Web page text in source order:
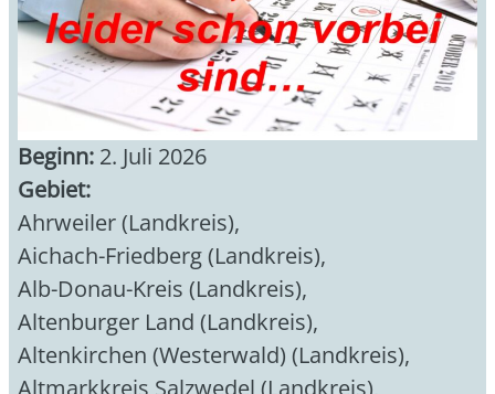
Beginn: 2. Juli 2026
Gebiet:
Ahrweiler (Landkreis),
Aichach-Friedberg (Landkreis),
Alb-Donau-Kreis (Landkreis),
Altenburger Land (Landkreis),
Altenkirchen (Westerwald) (Landkreis),